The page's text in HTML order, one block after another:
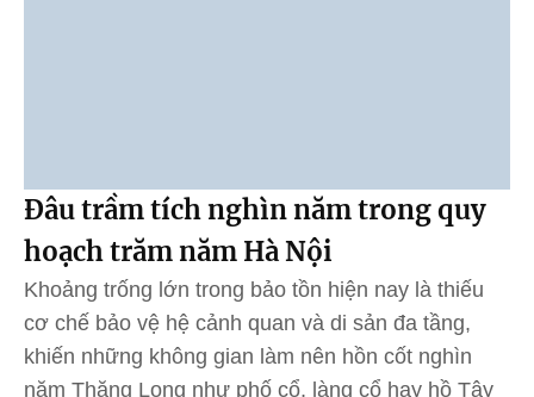
Đâu trầm tích nghìn năm trong quy
hoạch trăm năm Hà Nội
Khoảng trống lớn trong bảo tồn hiện nay là thiếu
cơ chế bảo vệ hệ cảnh quan và di sản đa tầng,
khiến những không gian làm nên hồn cốt nghìn
năm Thăng Long như phố cổ, làng cổ hay hồ Tây